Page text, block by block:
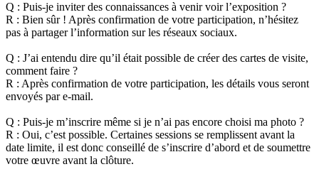
Q : Puis-je inviter des connaissances à venir voir l’exposition ?
R : Bien sûr ! Après confirmation de votre participation, n’hésitez
pas à partager l’information sur les réseaux sociaux.
Q : J’ai entendu dire qu’il était possible de créer des cartes de visite,
comment faire ?
R : Après confirmation de votre participation, les détails vous seront
envoyés par e-mail.
Q : Puis-je m’inscrire même si je n’ai pas encore choisi ma photo ?
R : Oui, c’est possible. Certaines sessions se remplissent avant la
date limite, il est donc conseillé de s’inscrire d’abord et de soumettre
votre œuvre avant la clôture.